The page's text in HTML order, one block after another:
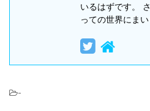
いるはずです。
っての世界にまい
-